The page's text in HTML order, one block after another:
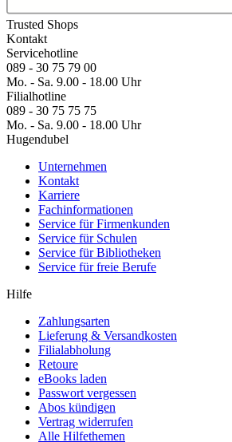
Trusted Shops
Kontakt
Servicehotline
089 - 30 75 79 00
Mo. - Sa. 9.00 - 18.00 Uhr
Filialhotline
089 - 30 75 75 75
Mo. - Sa. 9.00 - 18.00 Uhr
Hugendubel
Unternehmen
Kontakt
Karriere
Fachinformationen
Service für Firmenkunden
Service für Schulen
Service für Bibliotheken
Service für freie Berufe
Hilfe
Zahlungsarten
Lieferung & Versandkosten
Filialabholung
Retoure
eBooks laden
Passwort vergessen
Abos kündigen
Vertrag widerrufen
Alle Hilfethemen